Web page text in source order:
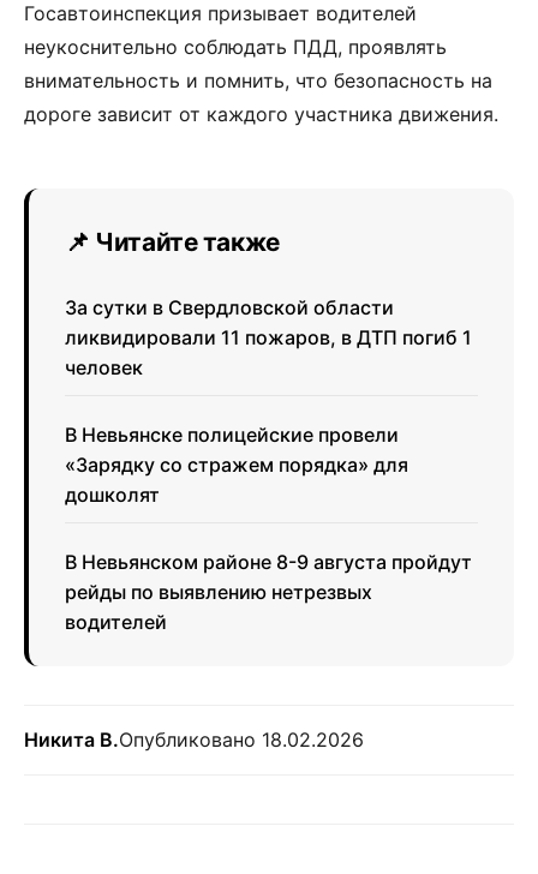
Госавтоинспекция призывает водителей
неукоснительно соблюдать ПДД, проявлять
внимательность и помнить, что безопасность на
дороге зависит от каждого участника движения.
📌 Читайте также
За сутки в Свердловской области
ликвидировали 11 пожаров, в ДТП погиб 1
человек
В Невьянске полицейские провели
«Зарядку со стражем порядка» для
дошколят
В Невьянском районе 8-9 августа пройдут
рейды по выявлению нетрезвых
водителей
Никита В.Опубликовано 18.02.2026